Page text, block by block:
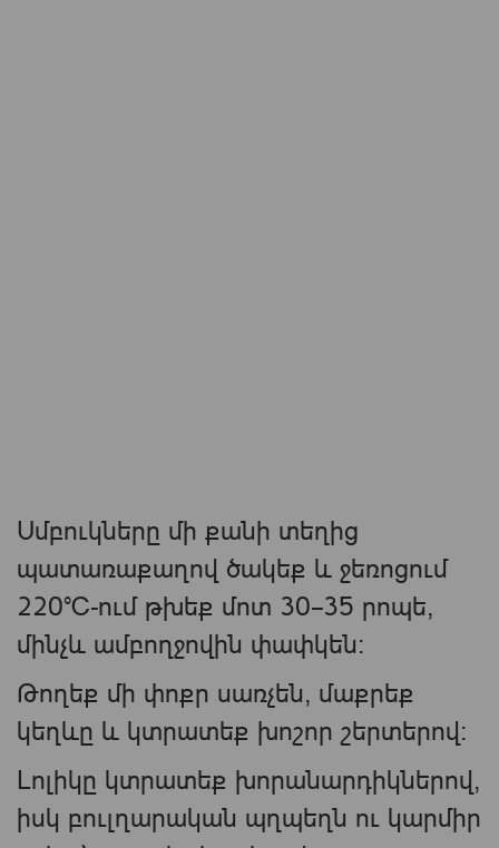
Սմբուկները մի քանի տեղից
պատառաքաղով ծակեք և ջեռոցում
220°C-ում թխեք մոտ 30–35 րոպե,
մինչև ամբողջովին փափկեն։
Թողեք մի փոքր սառչեն, մաքրեք
կեղևը և կտրատեք խոշոր շերտերով։
Լոլիկը կտրատեք խորանարդիկներով,
իսկ բուլղարական պղպեղն ու կարմիր